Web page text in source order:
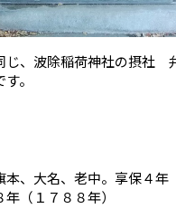
じ、波除稲荷神社の摂社
。
、大名、老中。享保４年
（１７８８年）